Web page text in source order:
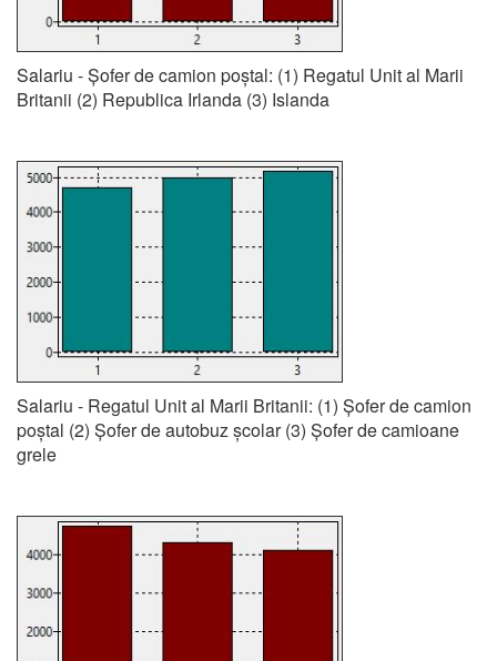
Salariu - Șofer de camion poștal: (1) Regatul Unit al Marii
Britanii (2) Republica Irlanda (3) Islanda
Salariu - Regatul Unit al Marii Britanii: (1) Șofer de camion
poștal (2) Șofer de autobuz școlar (3) Șofer de camioane
grele